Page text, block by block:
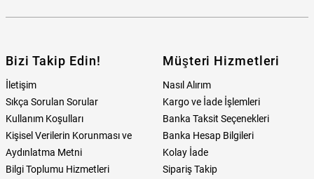
Bizi Takip Edin!
İletişim
Sıkça Sorulan Sorular
Kullanım Koşulları
Kişisel Verilerin Korunması ve
Aydınlatma Metni
Bilgi Toplumu Hizmetleri
Müşteri Hizmetleri
Nasıl Alırım
Kargo ve İade İşlemleri
Banka Taksit Seçenekleri
Banka Hesap Bilgileri
Kolay İade
Sipariş Takip